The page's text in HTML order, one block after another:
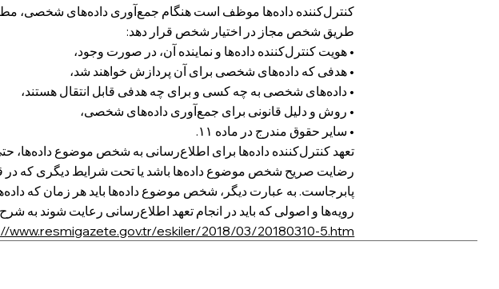
طریق شخص مجاز در اختیار شخص قرار دهد:
• هویت کنترل‌کننده داده‌ها و نماینده آن، در صورت وجود،
• هدفی که داده‌های شخصی برای آن پردازش خواهند شد،
• داده‌های شخصی به چه کسی و برای چه هدفی قابل انتقال هستند،
• روش و دلیل قانونی برای جمع‌آوری داده‌های شخصی،
• سایر حقوق مندرج در ماده ۱۱.
تعهد کنترل‌کننده داده‌ها برای اطلاع‌رسانی به شخص موضوع داده‌ها،
رضایت صریح شخص موضوع داده‌ها باشد یا تحت شرایط دیگری که در
پابرجاست. به عبارت دیگر، شخص موضوع داده‌ها باید هر زمان که
رویه‌ها و اصولی که باید در انجام تعهد اطلاع‌رسانی رعایت شوند به
www.resmigazete.gov.tr/eskiler/2018/03/20180310-5.htm